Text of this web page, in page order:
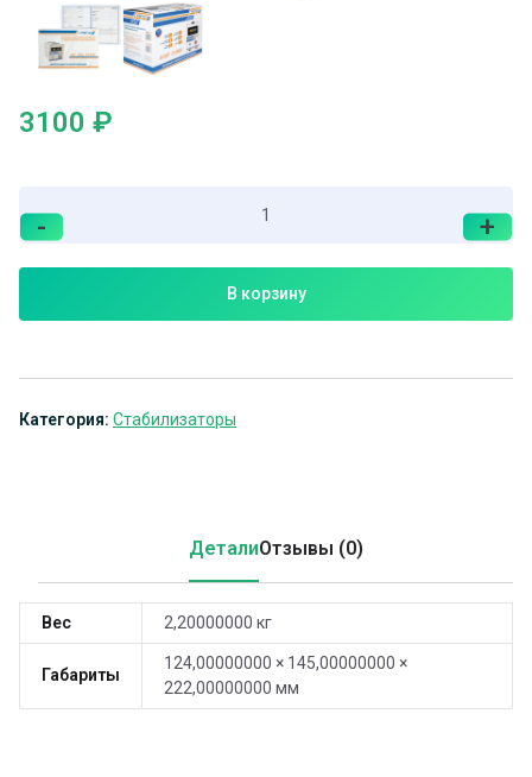
3100 ₽
- +
В корзину
Категория: Стабилизаторы
ДеталиОтзывы (0)
Вес 2,20000000 кг
Габариты
124,00000000 × 145,00000000 ×
222,00000000 мм